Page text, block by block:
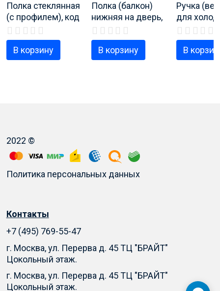
Полка стеклянная
(c профилем), код
товара
371320307100
В корзину
Полка (балкон)
нижняя на дверь,
код продукта
301543105800
В корзину
Ручка
для
Атлант арт.
В
2022 ©
Политика персональных данных
Контакты
+7 (495) 769-55-47
г. Москва, ул. Перерва д. 45 ТЦ "БРАЙТ"
Цокольный этаж.
г. Москва, ул. Перерва д. 45 ТЦ "БРАЙТ"
Цокольный этаж.